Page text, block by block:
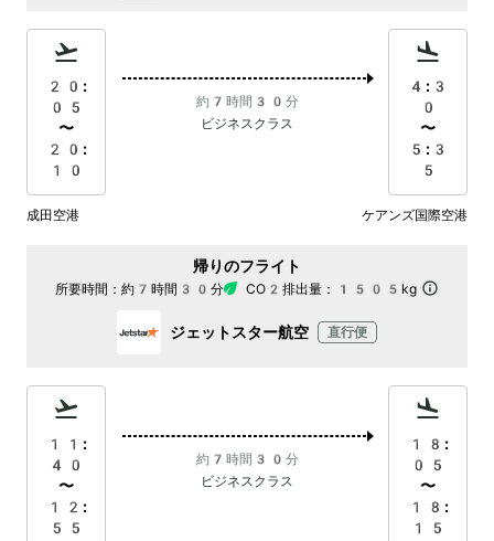
20:
05
〜
20:
10
約7時間30分
ビジネスクラス
4:3
0
〜
5:3
5
成田空港 ケアンズ国際空港
帰りのフライト
所要時間： 約7時間30分 CO2排出量： 1505kg
ジェットスター航空 直行便
11:
40
〜
12:
55
約7時間30分
ビジネスクラス
18:
05
〜
18:
15